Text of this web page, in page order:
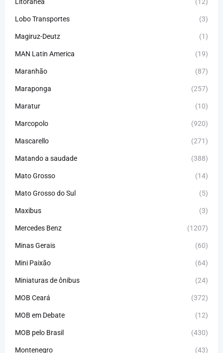
Litorânea (12)
Lobo Transportes (3)
Magiruz-Deutz (1)
MAN Latin America (19)
Maranhão (87)
Maraponga (257)
Maratur (10)
Marcopolo (920)
Mascarello (271)
Matando a saudade (388)
Mato Grosso (14)
Mato Grosso do Sul (5)
Maxibus (3)
Mercedes Benz (1207)
Minas Gerais (60)
Mini Paixão (64)
Miniaturas de ônibus (24)
MOB Ceará (372)
MOB em Debate (12)
MOB pelo Brasil (430)
Montenegro (43)